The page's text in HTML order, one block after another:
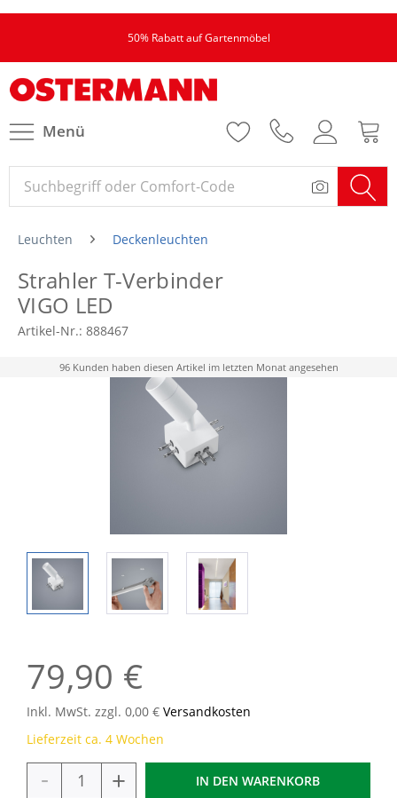
50% Rabatt auf Gartenmöbel
Menü
Leuchten Deckenleuchten
Strahler T-Verbinder
VIGO LED
Artikel-Nr.: 888467
96 Kunden haben diesen Artikel im letzten Monat angesehen
79,90 €
Inkl. MwSt. zzgl. 0,00 € Versandkosten
Lieferzeit ca. 4 Wochen
- + IN DEN WARENKORB